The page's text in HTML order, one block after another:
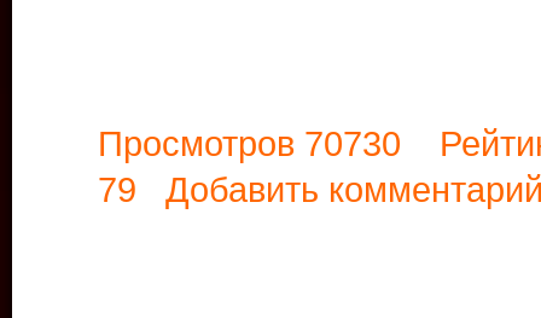
Просмотров 70730
79 Добавить